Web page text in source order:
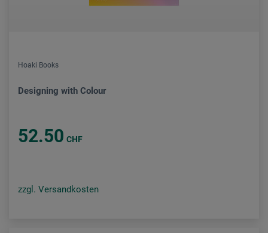
Hoaki Books
Designing with Colour
52.50 CHF
zzgl. Versandkosten